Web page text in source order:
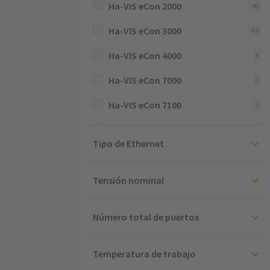
Ha-VIS eCon 2000 49
Ha-VIS eCon 3000 84
Ha-VIS eCon 4000 8
Ha-VIS eCon 7000 6
Ha-VIS eCon 7100 1
Han-Modular® 1
Tipo de Ethernet
Tensión nominal
Número total de puertos
Temperatura de trabajo